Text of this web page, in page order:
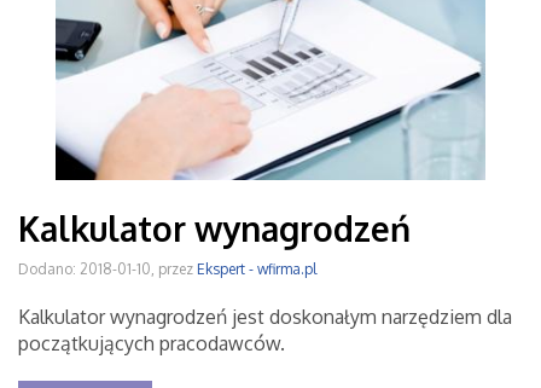
Kalkulator wynagrodzeń
Dodano: 2018-01-10, przez Ekspert - wfirma.pl
Kalkulator wynagrodzeń jest doskonałym narzędziem dla
początkujących pracodawców.